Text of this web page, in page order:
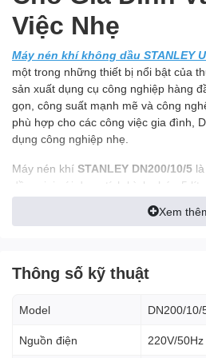
Việc Nhẹ
Máy nén khí không dầu STANLEY
một trong những thiết bị nổi bật của
sản xuất dụng cụ công nghiệp hàng
gọn, công suất mạnh mẽ và công
phù hợp cho các công việc gia đình,
dụng công nghiệp nhẹ.
Máy nén khí STANLEY DN200/10/5
dầu mini với dung tích bình chứa 5
tối đa 10 bar. Sản phẩm được thiết kế
(CE), đảm bảo độ bền, an toàn và
tế, nha khoa và chế biến thực phẩm
Ưu Điểm Nổi Bật
Xem
Thông số kỹ thuật
Model DN200/10/
Nguồn điện 220V/50Hz